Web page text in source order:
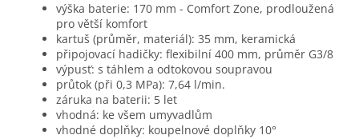
výška baterie: 170 mm - Comfort Zone, prodloužená
pro větší komfort
kartuš (průměr, materiál): 35 mm, keramická
připojovací hadičky: flexibilní 400 mm, průměr G3/8
výpusť: s táhlem a odtokovou soupravou
průtok (při 0,3 MPa): 7,64 l/min.
záruka na baterii: 5 let
vhodná: ke všem umyvadlům
vhodné doplňky: koupelnové doplňky 10°